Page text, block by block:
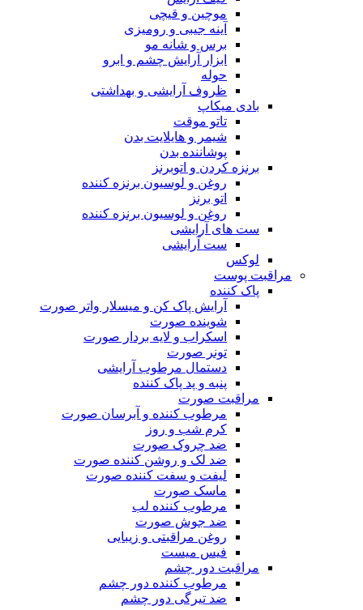
موچین و قیچی
آینه جیبی و رومیزی
برس و شانه مو
ابزار آرایش چشم و ابرو
حوله
ظروف آرایشی و بهداشتی
بادی میکاپ
تاتو موقت
شیمر و هایلایت بدن
پوشاننده بدن
برنزه کردن و اتوبرنز
روغن و لوسیون برنزه کننده
اتو برنز
روغن و لوسیون برنزه کننده
ست های آرایشی
ست آرایشی
لوکس
مراقبت پوست
پاک کننده
آرایش پاک کن و میسلار واتر صورت
شوینده صورت
اسکراب و لایه بردار صورت
تونر صورت
دستمال مرطوب آرایشی
پنبه و پد پاک کننده
مراقبت صورت
مرطوب کننده و آبرسان صورت
کرم شب و روز
ضد چروک صورت
ضد لک و روشن کننده صورت
لیفت و سفت کننده صورت
ماسک صورت
مرطوب کننده لب
ضد جوش صورت
روغن مراقبتی و زیبایی
فیس میست
مراقبت دور چشم
مرطوب کننده دور چشم
ضد تیرگی دور چشم